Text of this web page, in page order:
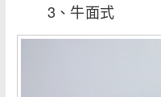
3、牛面式